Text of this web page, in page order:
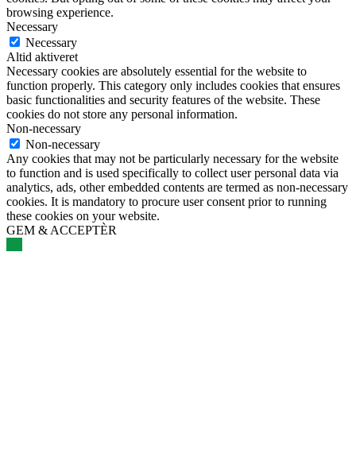
browsing experience.
Necessary
Necessary
Altid aktiveret
Necessary cookies are absolutely essential for the website to
function properly. This category only includes cookies that ensures
basic functionalities and security features of the website. These
cookies do not store any personal information.
Non-necessary
Non-necessary
Any cookies that may not be particularly necessary for the website
to function and is used specifically to collect user personal data via
analytics, ads, other embedded contents are termed as non-necessary
cookies. It is mandatory to procure user consent prior to running
these cookies on your website.
GEM & ACCEPTÈR